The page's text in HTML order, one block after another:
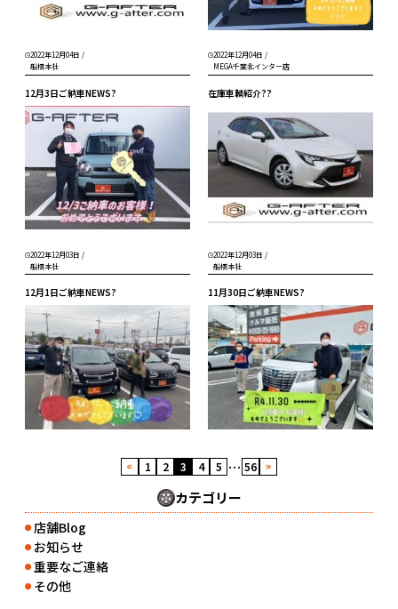
カテゴリー
●店舗Blog
● お知らせ
●重要なご連絡
● その他
12月3日ご納車NEWS?
2022年12月04日 /
船橋本社
在庫車輌紹介??
2022年12月04日 /
MEGA千葉北インター店
12月1日ご納車NEWS?
2022年12月03日 /
船橋本社
11月30日ご納車NEWS?
2022年12月03日 /
船橋本社
1 2 3 4 5 … 56